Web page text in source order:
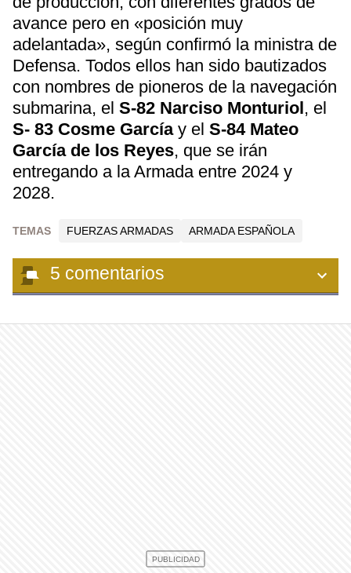
avance pero en «posición muy
adelantada», según confirmó la ministra de
Defensa. Todos ellos han sido bautizados
con nombres de pioneros de la navegación
submarina, el S-82 Narciso Monturiol, el
S- 83 Cosme Garcíay el S-84 Mateo
García de los Reyes, que se irán
entregando a la Armada entre 2024 y
2028.
TEMAS FUERZAS ARMADAS ARMADA ESPAÑOLA
5 comentarios